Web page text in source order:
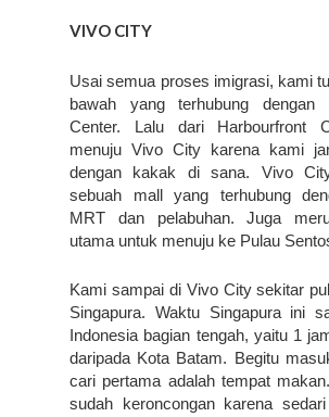
VIVO CITY
Usai semua proses imigrasi, kami
bawah yang terhubung dengan
Center. Lalu dari Harbourfront
menuju Vivo City karena kami
dengan kakak di sana. Vivo
sebuah mall yang terhubung
MRT dan pelabuhan. Juga
utama untuk menuju ke Pulau
Kami sampai di Vivo City sekitar
Singapura. Waktu Singapura ini
Indonesia bagian tengah, yaitu 1
daripada Kota Batam. Begitu
cari pertama adalah tempat
sudah keroncongan karena